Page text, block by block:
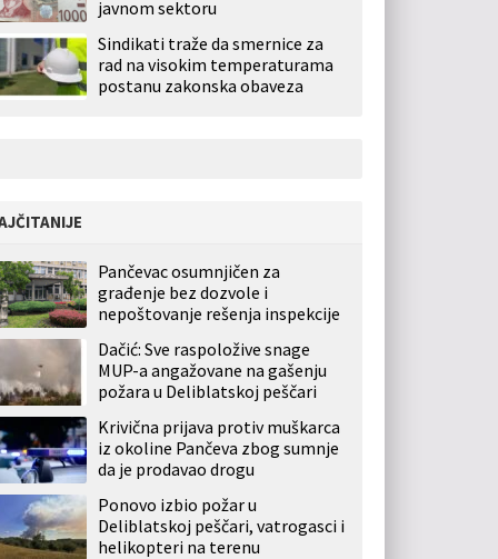
javnom sektoru
Sindikati traže da smernice za
rad na visokim temperaturama
postanu zakonska obaveza
Pančevac osumnjičen za
građenje bez dozvole i
nepoštovanje rešenja inspekcije
Dačić: Sve raspoložive snage
MUP-a angažovane na gašenju
požara u Deliblatskoj peščari
Krivična prijava protiv muškarca
iz okoline Pančeva zbog sumnje
da je prodavao drogu
Ponovo izbio požar u
Deliblatskoj peščari, vatrogasci i
helikopteri na terenu